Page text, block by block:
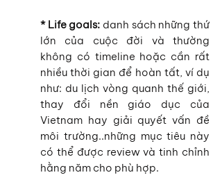
* Life goals: danh sách những thứ
lớn của cuộc đời và thường
không có timeline hoặc cần rất
nhiều thời gian để hoàn tất, ví dụ
như: du lịch vòng quanh thế giới,
thay đổi nền giáo dục của
Vietnam hay giải quyết vấn đề
môi trường..những mục tiêu này
có thể được review và tinh chỉnh
hằng năm cho phù hợp.